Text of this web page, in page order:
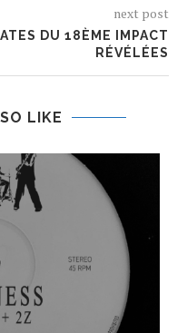
next post
DU 18ÈME IMPACT
RÉVÉLÉES
LIKE